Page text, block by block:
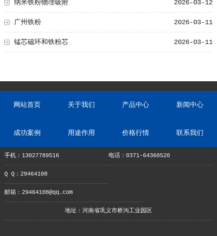
2026-03-12
纳米铁粉物理吸附
2026-03-11
广州铁粉
2026-03-11
锰芯磁环和铁粉芯
网站首页 关于我们 产品中心 新闻中心
成功案例 用途作用 价格行情 联系我们
手机：13027789516 电话：0371-64368520
Q Q：29464108
邮箱：29464108@qq.com
地址：河南省巩义市桥沟工业园区